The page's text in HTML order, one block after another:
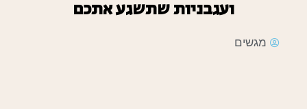
ועגבניות שתשגע אתכם
מגשים